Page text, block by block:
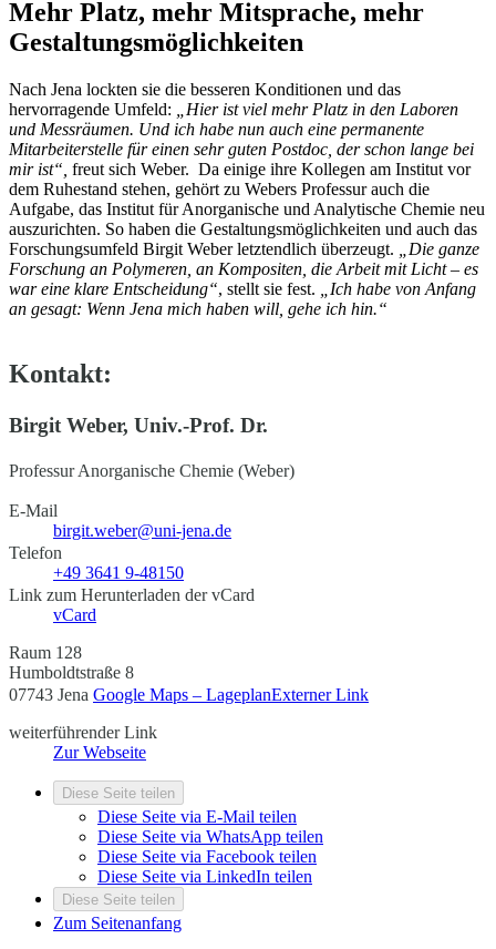
Mehr Platz, mehr Mitsprache, mehr
Gestaltungsmöglichkeiten
Nach Jena lockten sie die besseren Konditionen und das
hervorragende Umfeld:
„Hier ist viel mehr Platz in den Laboren
und Messräumen. Und ich habe nun auch eine permanente
Mitarbeiterstelle für einen sehr guten Postdoc, der schon lange bei
mir ist“, freut sich Weber. Da einige ihre Kollegen am Institut vor
dem Ruhestand stehen, gehört zu Webers Professur auch die
Aufgabe, das Institut für Anorganische und Analytische Chemie neu
auszurichten. So haben die Gestaltungsmöglichkeiten und auch das
Forschungsumfeld Birgit Weber letztendlich überzeugt.
„Die ganze
Forschung an Polymeren, an Kompositen, die Arbeit mit Licht – es
war eine klare Entscheidung“, stellt sie fest.
„Ich habe von Anfang
an gesagt: Wenn Jena mich haben will, gehe ich hin.“
Kontakt:
Birgit Weber, Univ.-Prof. Dr.
Professur Anorganische Chemie (Weber)
E-Mail
birgit.weber@uni-jena.de
Telefon
+49 3641 9-48150
Link zum Herunterladen der vCard
vCard
Raum 128
Humboldtstraße 8
07743 Jena Google Maps – LageplanExterner Link
weiterführender Link
Zur Webseite
Diese Seite teilen
Diese Seite via E-Mail teilen
Diese Seite via WhatsApp teilen
Diese Seite via Facebook teilen
Diese Seite via LinkedIn teilen
Diese Seite teilen
Zum Seitenanfang